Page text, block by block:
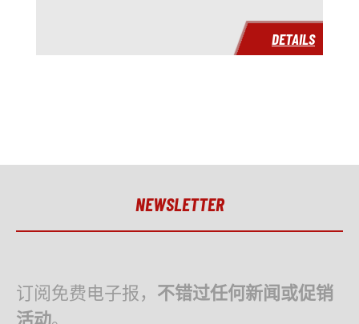
DETAILS
NEWSLETTER
订阅免费电子报， 不错过任何新闻或促销
活动。